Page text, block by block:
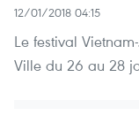
12/01/2018 04:15
Le festival
Ville du 26 au 28